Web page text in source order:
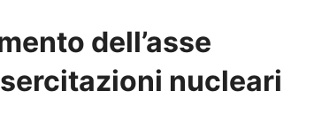
dell’asse
nucleari